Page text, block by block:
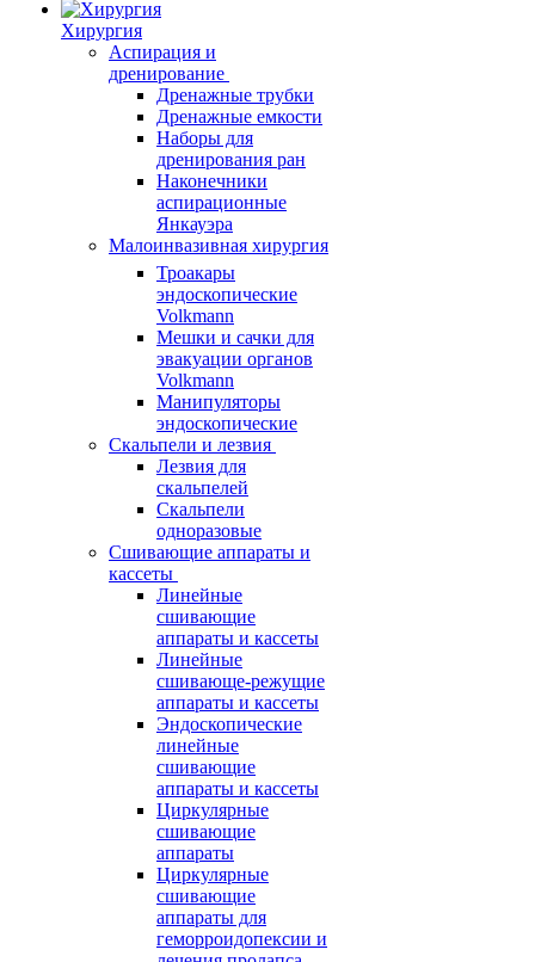
Хирургия
Аспирация и
дренирование
Дренажные трубки
Дренажные емкости
Наборы для
дренирования ран
Наконечники
аспирационные
Янкауэра
Малоинвазивная хирургия
Троакары
эндоскопические
Volkmann
Мешки и сачки для
эвакуации органов
Volkmann
Манипуляторы
эндоскопические
Скальпели и лезвия
Лезвия для
скальпелей
Скальпели
одноразовые
Сшивающие аппараты и
кассеты
Линейные
сшивающие
аппараты и кассеты
Линейные
сшивающе-режущие
аппараты и кассеты
Эндоскопические
линейные
сшивающие
аппараты и кассеты
Циркулярные
сшивающие
аппараты
Циркулярные
сшивающие
аппараты для
геморроидопексии и